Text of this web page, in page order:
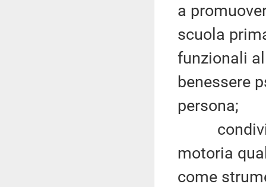
a
scuola
funzionali
benessere
persona;
condivisa
motoria
come